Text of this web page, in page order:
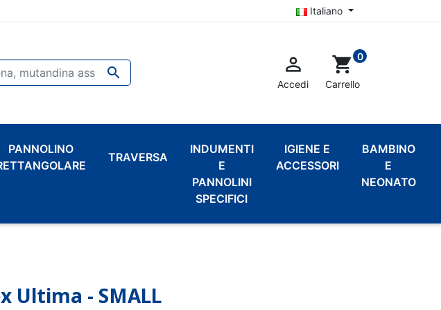
Italiano
 
Accedi
shopping_cart 0
Carrello
PANNOLINO
TRAVERSA
INDUMENTI
E
PANNOLINI
SPECIFICI
IGIENE E
ACCESSORI
BAMBINO
E
NEONATO
Ultima - SMALL